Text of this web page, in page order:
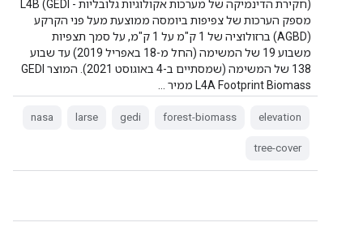
(חקירת הדינמיקה של מערכות אקולוגיות גלובליות - GEDI) L4B
מספק הערכות של צפיפות ביומסה ממוצעת מעל פני הקרקע
(AGBD) ברזולוציה של 1 ק"מ על 1 ק"מ, על סמך תצפיות
משבוע 19 של המשימה (החל מ-18 באפריל 2019) עד שבוע
138 של המשימה (שמסתיים ב-4 באוגוסט 2021). המוצר GEDI
L4A Footprint Biomass ממיר …
elevation
forest-biomass
gedi
larse
nasa
tree-cover